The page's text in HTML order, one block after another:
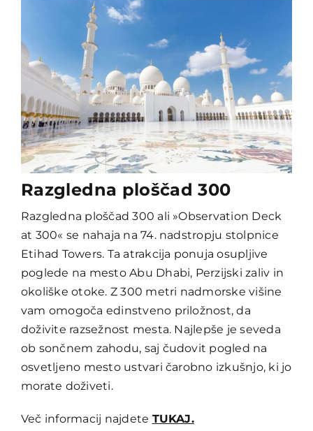
Razgledna ploščad 300
Razgledna ploščad 300 ali »Observation Deck
at 300« se nahaja na 74. nadstropju stolpnice
Etihad Towers. Ta atrakcija ponuja osupljive
poglede na mesto Abu Dhabi, Perzijski zaliv in
okoliške otoke. Z 300 metri nadmorske višine
vam omogoča edinstveno priložnost, da
doživite razsežnost mesta. Najlepše je seveda
ob sončnem zahodu, saj čudovit pogled na
osvetljeno mesto ustvari čarobno izkušnjo, ki jo
morate doživeti.
Več informacij najdete TUKAJ.